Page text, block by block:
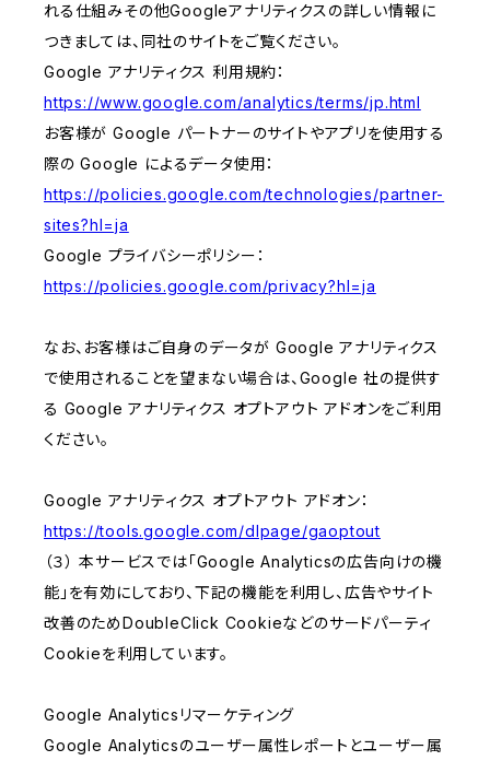
れる仕組みその他Googleアナリティクスの詳しい情報に
つきましては、同社のサイトをご覧ください。
Google アナリティクス 利用規約：
https://www.google.com/analytics/terms/jp.html
お客様が Google パートナーのサイトやアプリを使用する
際の Google によるデータ使用：
https://policies.google.com/technologies/partner-
sites?hl=ja
Google プライバシーポリシー：
https://policies.google.com/privacy?hl=ja
なお、お客様はご自身のデータが Google アナリティクス
で使用されることを望まない場合は、Google 社の提供す
る Google アナリティクス オプトアウト アドオンをご利用
ください。
Google アナリティクス オプトアウト アドオン：
https://tools.google.com/dlpage/gaoptout
（３） 本サービスでは「Google Analyticsの広告向けの機
能」を有効にしており、下記の機能を利用し、広告やサイト
改善のためDoubleClick Cookieなどのサードパーティ
Cookieを利用しています。
Google Analyticsリマーケティング
Google Analyticsのユーザー属性レポートとユーザー属